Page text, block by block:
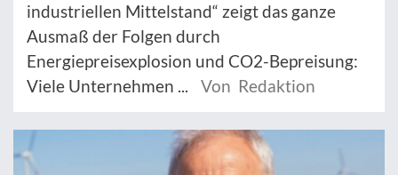
industriellen Mittelstand“ zeigt das ganze
Ausmaß der Folgen durch
Energiepreisexplosion und CO2-Bepreisung:
Viele Unternehmen ...
Von Redaktion